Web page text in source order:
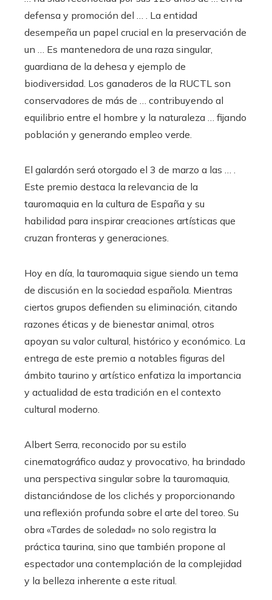
defensa y promoción del … . La entidad
desempeña un papel crucial en la preservación de
un … Es mantenedora de una raza singular,
guardiana de la dehesa y ejemplo de
biodiversidad. Los ganaderos de la RUCTL son
conservadores de más de … contribuyendo al
equilibrio entre el hombre y la naturaleza … fijando
población y generando empleo verde.
El galardón será otorgado el 3 de marzo a las … .
Este premio destaca la relevancia de la
tauromaquia en la cultura de España y su
habilidad para inspirar creaciones artísticas que
cruzan fronteras y generaciones.
Hoy en día, la tauromaquia sigue siendo un tema
de discusión en la sociedad española. Mientras
ciertos grupos defienden su eliminación, citando
razones éticas y de bienestar animal, otros
apoyan su valor cultural, histórico y económico. La
entrega de este premio a notables figuras del
ámbito taurino y artístico enfatiza la importancia
y actualidad de esta tradición en el contexto
cultural moderno.
Albert Serra, reconocido por su estilo
cinematográfico audaz y provocativo, ha brindado
una perspectiva singular sobre la tauromaquia,
distanciándose de los clichés y proporcionando
una reflexión profunda sobre el arte del toreo. Su
obra «Tardes de soledad» no solo registra la
práctica taurina, sino que también propone al
espectador una contemplación de la complejidad
y la belleza inherente a este ritual.